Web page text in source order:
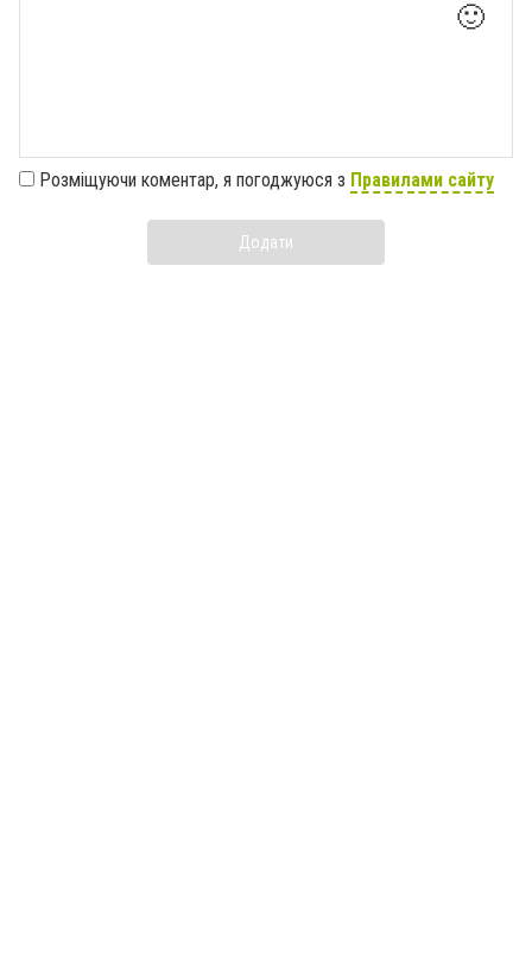
🙂
Розміщуючи коментар, я погоджуюся з Правилами сайту
Додати